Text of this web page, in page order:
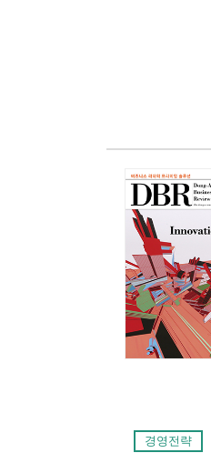
경영전략